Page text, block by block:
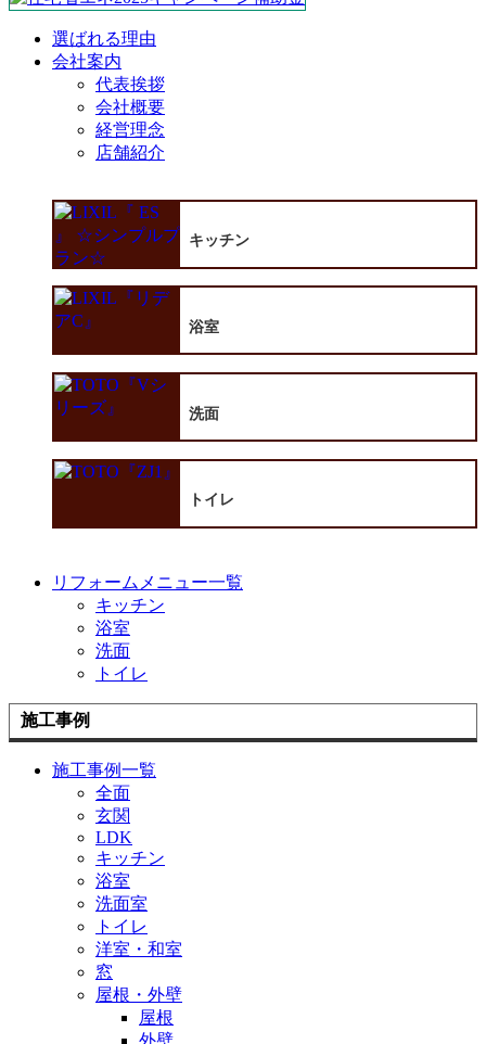
選ばれる理由
会社案内
代表挨拶
会社概要
経営理念
店舗紹介
キッチン
浴室
洗面
トイレ
リフォームメニュー一覧
キッチン
浴室
洗面
トイレ
施工事例
施工事例一覧
全面
玄関
LDK
キッチン
浴室
洗面室
トイレ
洋室・和室
窓
屋根・外壁
屋根
外壁